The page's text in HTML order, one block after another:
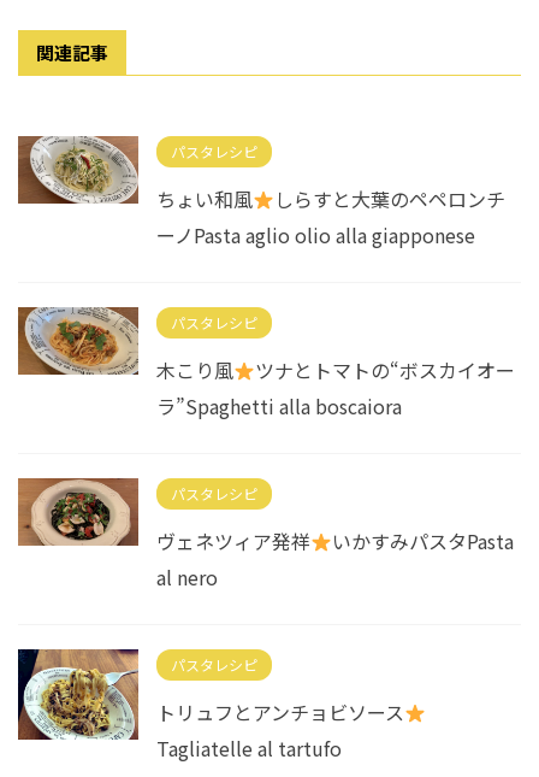
関連記事
パスタレシピ
ちょい和風
しらすと大葉のペペロンチ
ーノPasta aglio olio alla giapponese
パスタレシピ
木こり風
ツナとトマトの“ボスカイオー
ラ”Spaghetti alla boscaiora
パスタレシピ
ヴェネツィア発祥
いかすみパスタPasta
al nero
パスタレシピ
トリュフとアンチョビソース
Tagliatelle al tartufo